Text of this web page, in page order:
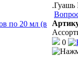
.Гуашь
0